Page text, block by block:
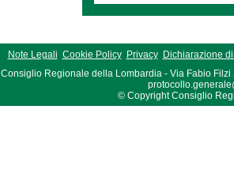
Note Legali Cookie Policy Privacy
Dichiarazione
Consiglio Regionale della Lombardia - Via Fabio Filzi
© Copyright Consiglio